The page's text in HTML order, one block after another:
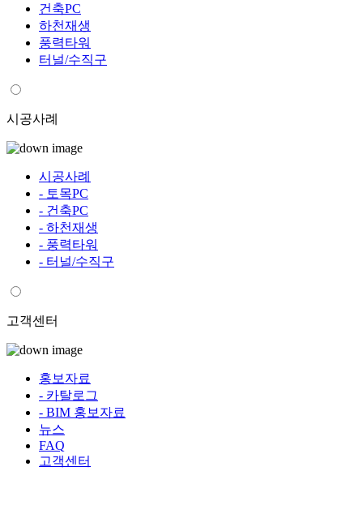
건축PC
하천재생
풍력타워
터널/수직구
시공사례
시공사례
- 토목PC
- 건축PC
- 하천재생
- 풍력타워
- 터널/수직구
고객센터
홍보자료
- 카탈로그
- BIM 홍보자료
뉴스
FAQ
고객센터